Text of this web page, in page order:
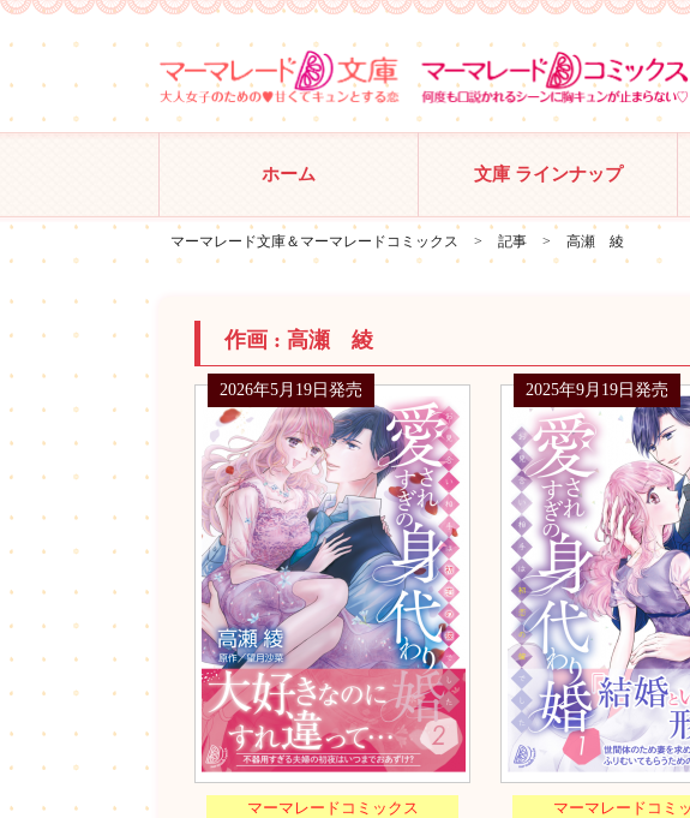
ホーム 文庫 ラインナップ
マーマレード文庫＆マーマレードコミックス > 記事 > 高瀬 綾
作画 : 高瀬 綾
2026年5月19日発売
マーマレードコミックス
2025年9月19日発売
マーマレードコミ